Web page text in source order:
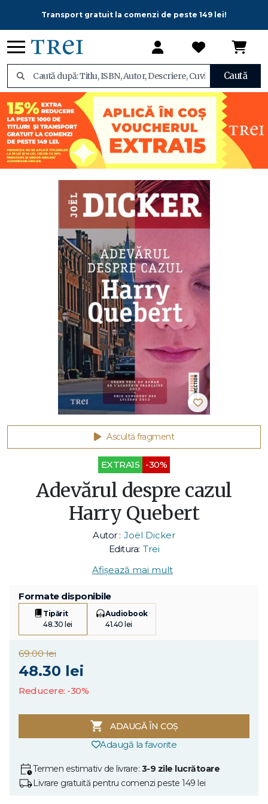
Transport gratuit la comenzi de peste 149 lei!
Caută
Ascultă fragment
EXTRA15 -30%
Adevărul despre cazul
Harry Quebert
Autor : Joël Dicker
Editura: Trei
Afișează mai mult
Formate disponibile
Tipărit
48.30 lei
Audiobook
41.40 lei
69.00 lei
48.30 lei
Reducere: -30%
ADAUGĂ ÎN COȘ
Adaugă la favorite
Termen estimativ de livrare: 3-9 zile lucrătoare
Livrare gratuită pentru comenzi peste 149 lei